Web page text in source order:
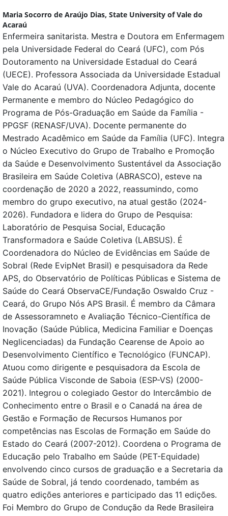
Maria Socorro de Araújo Dias, State University of Vale do
Acaraú
Enfermeira sanitarista. Mestra e Doutora em Enfermagem
pela Universidade Federal do Ceará (UFC), com Pós
Doutoramento na Universidade Estadual do Ceará
(UECE). Professora Associada da Universidade Estadual
Vale do Acaraú (UVA). Coordenadora Adjunta, docente
Permanente e membro do Núcleo Pedagógico do
Programa de Pós-Graduação em Saúde da Família -
PPGSF (RENASF/UVA). Docente permanente do
Mestrado Acadêmico em Saúde da Família (UFC). Integra
o Núcleo Executivo do Grupo de Trabalho e Promoção
da Saúde e Desenvolvimento Sustentável da Associação
Brasileira em Saúde Coletiva (ABRASCO), esteve na
coordenação de 2020 a 2022, reassumindo, como
membro do grupo executivo, na atual gestão (2024-
2026). Fundadora e lidera do Grupo de Pesquisa:
Laboratório de Pesquisa Social, Educação
Transformadora e Saúde Coletiva (LABSUS). É
Coordenadora do Núcleo de Evidências em Saúde de
Sobral (Rede EvipNet Brasil) e pesquisadora da Rede
APS, do Observatório de Políticas Públicas e Sistema de
Saúde do Ceará ObservaCE/Fundação Oswaldo Cruz -
Ceará, do Grupo Nós APS Brasil. É membro da Câmara
de Assessoramneto e Avaliação Técnico-Científica de
Inovação (Saúde Pública, Medicina Familiar e Doenças
Neglicenciadas) da Fundação Cearense de Apoio ao
Desenvolvimento Científico e Tecnológico (FUNCAP).
Atuou como dirigente e pesquisadora da Escola de
Saúde Pública Visconde de Saboia (ESP-VS) (2000-
2021). Integrou o colegiado Gestor do Intercâmbio de
Conhecimento entre o Brasil e o Canadá na área de
Gestão e Formação de Recursos Humanos por
competências nas Escolas de Formação em Saúde do
Estado do Ceará (2007-2012). Coordena o Programa de
Educação pelo Trabalho em Saúde (PET-Equidade)
envolvendo cinco cursos de graduação e a Secretaria da
Saúde de Sobral, já tendo coordenado, também as
quatro edições anteriores e participado das 11 edições.
Foi Membro do Grupo de Condução da Rede Brasileira